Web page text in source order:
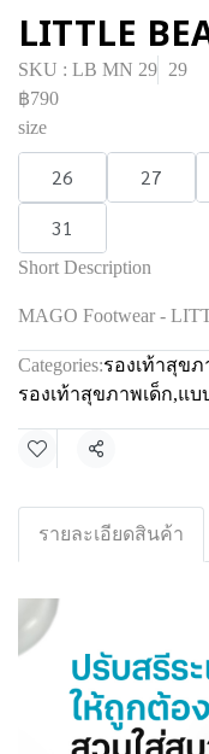
LITTLE
SKU : LB MN 29 29
฿790
size
26 27
31
Short Description
MAGO Footwear -
Categories:รองเท้าสุข
รองเท้าสุขภาพเด็ก,แบ
Share
รายละเอียดสินค้า